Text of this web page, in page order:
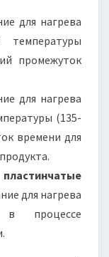
для нагрева
промежуток
для нагрева
(135-
времени для
для нагрева
процессе